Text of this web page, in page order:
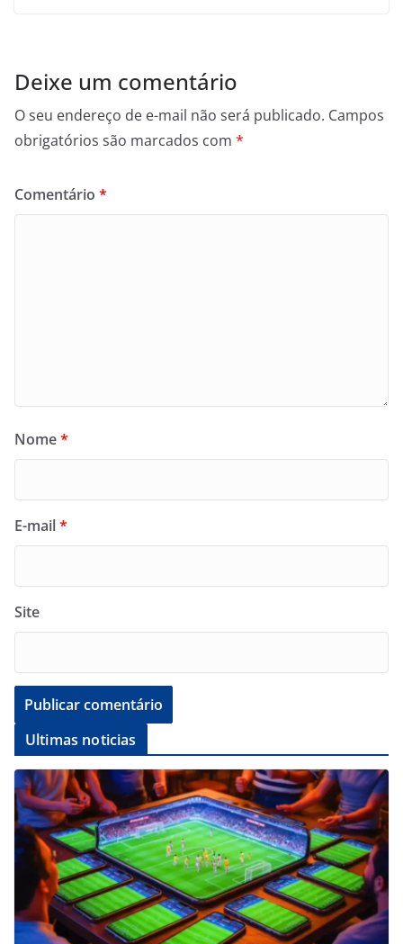
Deixe um comentário
O seu endereço de e-mail não será publicado. Campos
obrigatórios são marcados com *
Comentário *
Nome*
E-mail*
Site
Ultimas noticias